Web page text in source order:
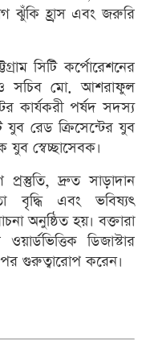
ঝুঁকি হ্রাস এবং জরুরি
সিটি কর্পোরেশনের
ও সচিব মো. আশরাফুল
কার্যকরী পর্ষদ সদস্য
যুব রেড ক্রিসেন্টের যুব
যুব স্বেচ্ছাসেবক।
প্রস্তুতি, দ্রুত সাড়াদান
বৃদ্ধি এবং ভবিষ্যৎ
অনুষ্ঠিত হয়। বক্তারা
ডিজাস্টার
গুরুত্বারোপ করেন।